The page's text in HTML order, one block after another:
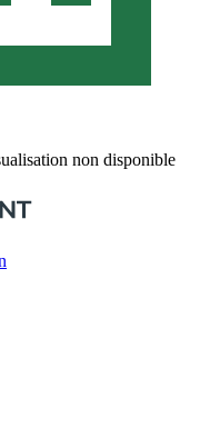
non disponible